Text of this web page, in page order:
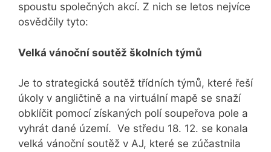
spoustu společných akcí. Z nich se letos nejvíce
osvědčily tyto:
Velká vánoční soutěž školních týmů
Je to strategická soutěž třídních týmů, které řeší
úkoly v angličtině a na virtuální mapě se snaží
obklíčit pomocí získaných polí soupeřova pole a
vyhrát dané území. Ve středu 18. 12. se konala
velká vánoční soutěž v AJ, které se zúčastnila